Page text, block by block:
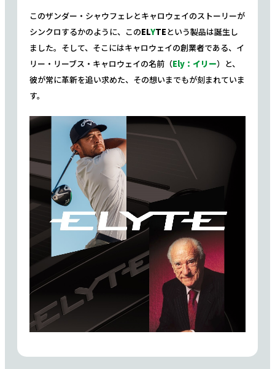
このザンダー・シャウフェレとキャロウェイのストーリーが
シンクロするかのように、このELYTEという製品は誕生し
ました。そして、そこにはキャロウェイの創業者である、イ
リー・リーブス・キャロウェイの名前（Ely：イリー）と、
彼が常に革新を追い求めた、その想いまでもが刻まれていま
す。